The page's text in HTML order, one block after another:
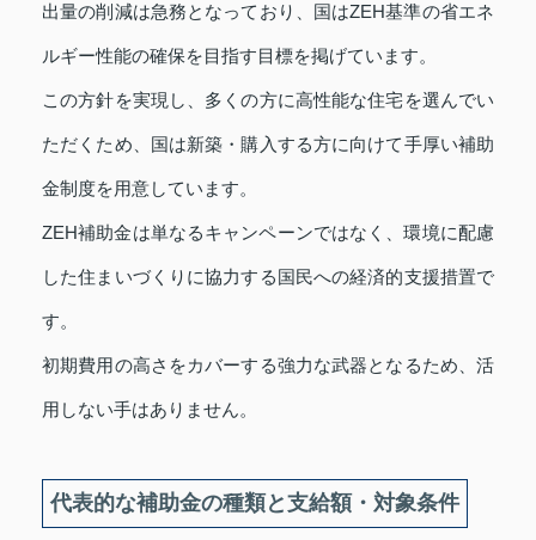
出量の削減は急務となっており、国はZEH基準の省エネ
ルギー性能の確保を目指す目標を掲げています。
この方針を実現し、多くの方に高性能な住宅を選んでい
ただくため、国は新築・購入する方に向けて手厚い補助
金制度を用意しています。
ZEH補助金は単なるキャンペーンではなく、環境に配慮
した住まいづくりに協力する国民への経済的支援措置で
す。
初期費用の高さをカバーする強力な武器となるため、活
用しない手はありません。
代表的な補助金の種類と支給額・対象条件